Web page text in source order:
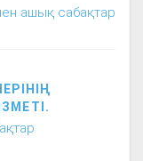
ашық сабақтар